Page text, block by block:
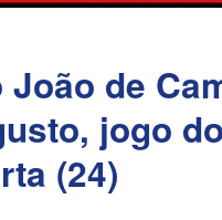
João de
jogo
(24)